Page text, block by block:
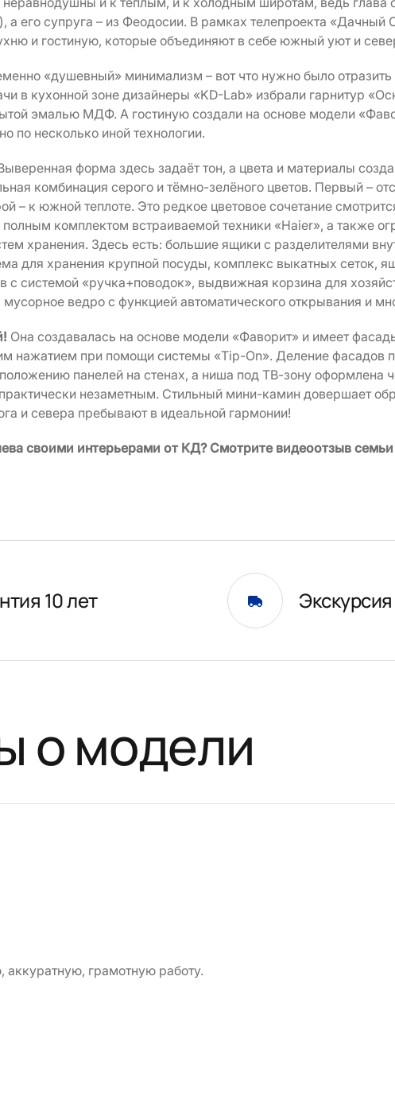
а его супруга – из Феодосии. В рамках телепроекта «Дачный
и гостиную, которые объединяют в себе южный уют и
«душевный» минимализм – вот что нужно было отразить
в кухонной зоне дизайнеры «KD-Lab» избрали гарнитур
эмалью МДФ. А гостиную создали на основе модели
по несколько иной технологии.
форма здесь задаёт тон, а цвета и материалы
комбинация серого и тёмно-зелёного цветов. Первый –
– к южной теплоте. Это редкое цветовое сочетание
комплектом встраиваемой техники «Haier», а также
хранения. Здесь есть: большие ящики с разделителями
для хранения крупной посуды, комплекс выкатных сеток,
с системой «ручка+поводок», выдвижная корзина для
ведро с функцией автоматического открывания и
Она создавалась на основе модели «Фаворит» и имеет
нажатием при помощи системы «Tip-On». Деление фасадов
панелей на стенах, а ниша под ТВ-зону оформлена
незаметным. Стильный мини-камин довершает
и севера пребывают в идеальной гармонии!
своими интерьерами от КД? Смотрите видеоотзыв
10 лет
о модели
грамотную работу.